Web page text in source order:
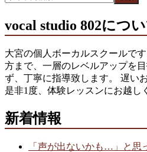
vocal studio 802につ
大宮の個人ボーカルスクールで
方まで、一層のレベルアップを
ず、丁寧に指導致します。 遅い
是非1度、体験レッスンにお越し
新着情報
「声が出ないかも…」と思